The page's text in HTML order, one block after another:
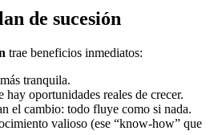
de sucesión
trae beneficios inmediatos:
tranquila.
hay oportunidades reales de crecer.
el cambio: todo fluye como si nada.
valioso (ese “know-how” que